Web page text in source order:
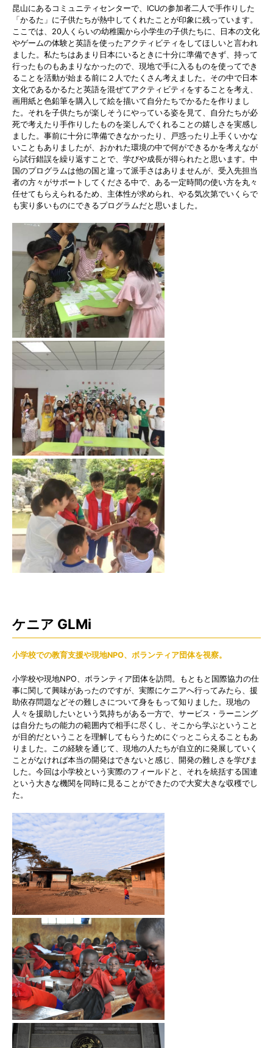
昆山にあるコミュニティセンターで、ICUの参加者二人で手作りした
「かるた」に子供たちが熱中してくれたことが印象に残っています。
ここでは、20人くらいの幼稚園から小学生の子供たちに、日本の文化
やゲームの体験と英語を使ったアクティビティをしてほしいと言われ
ました。私たちはあまり日本にいるときに十分に準備できず、持って
行ったものもあまりなかったので、現地で手に入るものを使ってでき
ることを活動が始まる前に２人でたくさん考えました。その中で日本
文化であるかるたと英語を混ぜてアクティビティをすることを考え、
画用紙と色鉛筆を購入して絵を描いて自分たちでかるたを作りまし
た。それを子供たちが楽しそうにやっている姿を見て、自分たちが必
死で考えたり手作りしたものを楽しんでくれることの嬉しさを実感し
ました。事前に十分に準備できなかったり、戸惑ったり上手くいかな
いこともありましたが、おかれた環境の中で何ができるかを考えなが
ら試行錯誤を繰り返すことで、学びや成長が得られたと思います。中
国のプログラムは他の国と違って派手さはありませんが、受入先担当
者の方々がサポートしてくださる中で、ある一定時間の使い方を丸々
任せてもらえられるため、主体性が求められ、やる気次第でいくらで
も実り多いものにできるプログラムだと思いました。
ケニア GLMi
小学校での教育支援や現地NPO、ボランティア団体を視察。
小学校や現地NPO、ボランティア団体を訪問。もともと国際協力の仕
事に関して興味があったのですが、実際にケニアへ行ってみたら、援
助依存問題などその難しさについて身をもって知りました。現地の
人々を援助したいという気持ちがある一方で、サービス・ラーニング
は自分たちの能力の範囲内で相手に尽くし、そこから学ぶということ
が目的だということを理解してもらうためにぐっとこらえることもあ
りました。この経験を通じて、現地の人たちが自立的に発展していく
ことがなければ本当の開発はできないと感じ、開発の難しさを学びま
した。今回は小学校という実際のフィールドと、それを統括する国連
という大きな機関を同時に見ることができたので大変大きな収穫でし
た。